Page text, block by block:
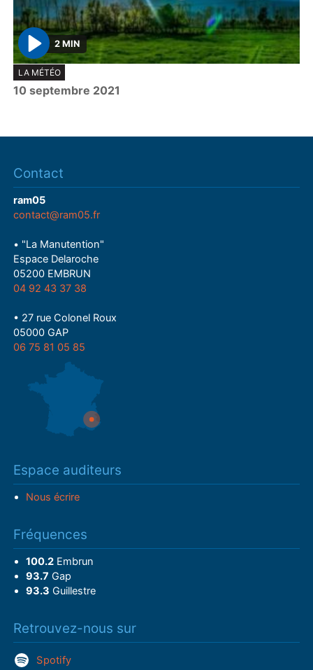
P
l
a
2 MIN
LA MÉTÉO
10 septembre 2021
Contact
ram05
contact@ram05.fr
• "La Manutention"
Espace Delaroche
05200 EMBRUN
04 92 43 37 38
• 27 rue Colonel Roux
05000 GAP
06 75 81 05 85
Espace auditeurs
Nous écrire
Fréquences
100.2Embrun
93.7 Gap
93.3 Guillestre
Retrouvez-nous sur
Spotify